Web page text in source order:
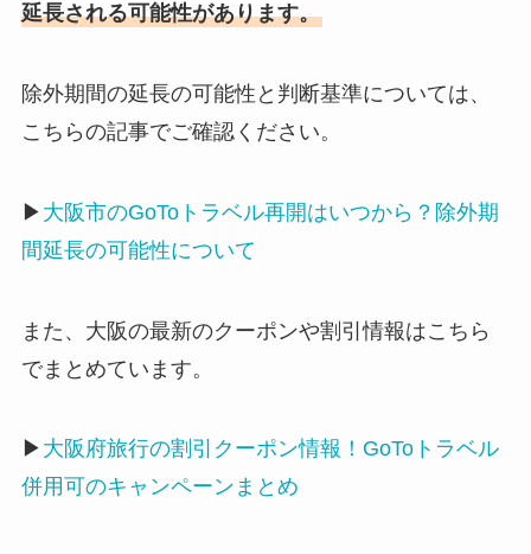
延長される可能性があります。
除外期間の延長の可能性と判断基準については、
こちらの記事でご確認ください。
▶︎ 大阪市のGoToトラベル再開はいつから？除外期
間延長の可能性について
また、大阪の最新のクーポンや割引情報はこちら
でまとめています。
▶︎ 大阪府旅行の割引クーポン情報！GoToトラベル
併用可のキャンペーンまとめ